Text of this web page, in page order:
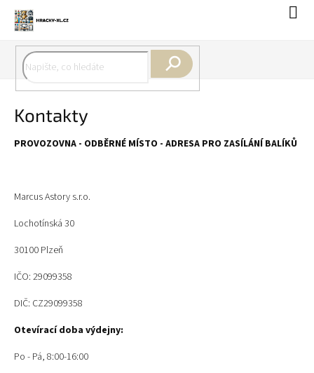
obsah
Kontakty
PROVOZOVNA - ODBĚRNÉ MÍSTO - ADRESA PRO ZASÍLÁNÍ BALÍKŮ
Marcus Astory s.r.o.
Lochotínská 30
30100 Plzeň
IČO: 29099358
DIČ: CZ29099358
Otevírací doba výdejny:
Po - Pá, 8:00-16:00